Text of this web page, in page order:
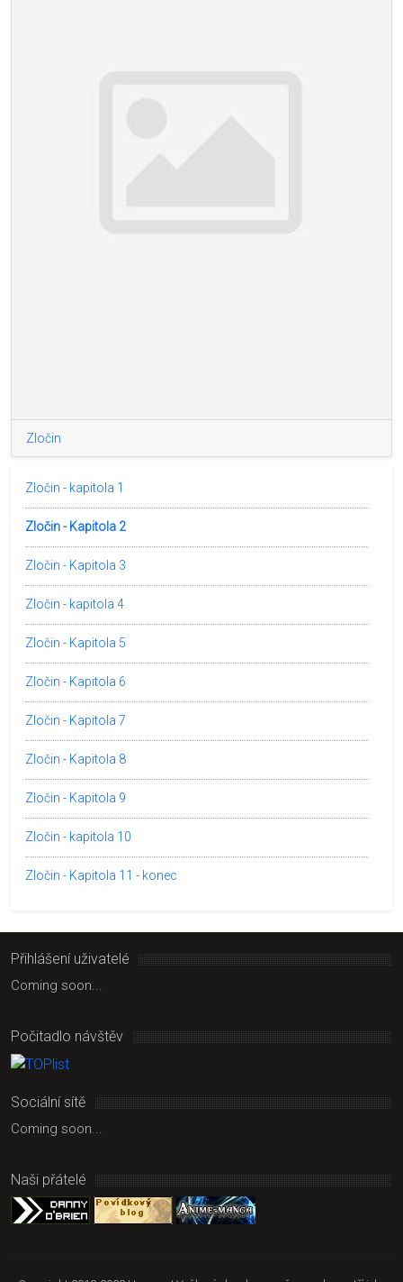
Zločin
Zločin - kapitola 1
Zločin - Kapitola 2
Zločin - Kapitola 3
Zločin - kapitola 4
Zločin - Kapitola 5
Zločin - Kapitola 6
Zločin - Kapitola 7
Zločin - Kapitola 8
Zločin - Kapitola 9
Zločin - kapitola 10
Zločin - Kapitola 11 - konec
Přihlášení uživatelé
Coming soon...
Počitadlo návštěv
Sociální sítě
Coming soon...
Naši přátelé